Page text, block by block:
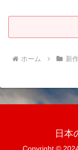
ホーム 新
日本
Copyright ©